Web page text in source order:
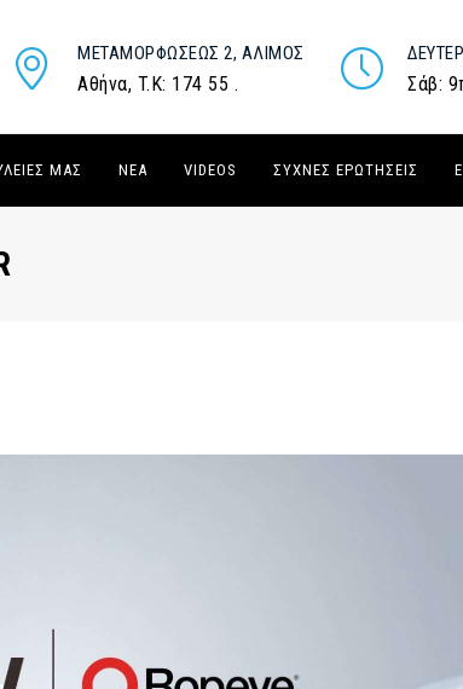
ΜΕΤΑΜΟΡΦΏΣΕΩΣ 2, ΆΛΙΜΟΣ
Αθήνα, T.K: 174 55 . Σάβ:
ΜΑΣ ΝΈΑ VIDEOS ΣΥΧΝΈΣ ΕΡΩΤΉΣΕΙΣ